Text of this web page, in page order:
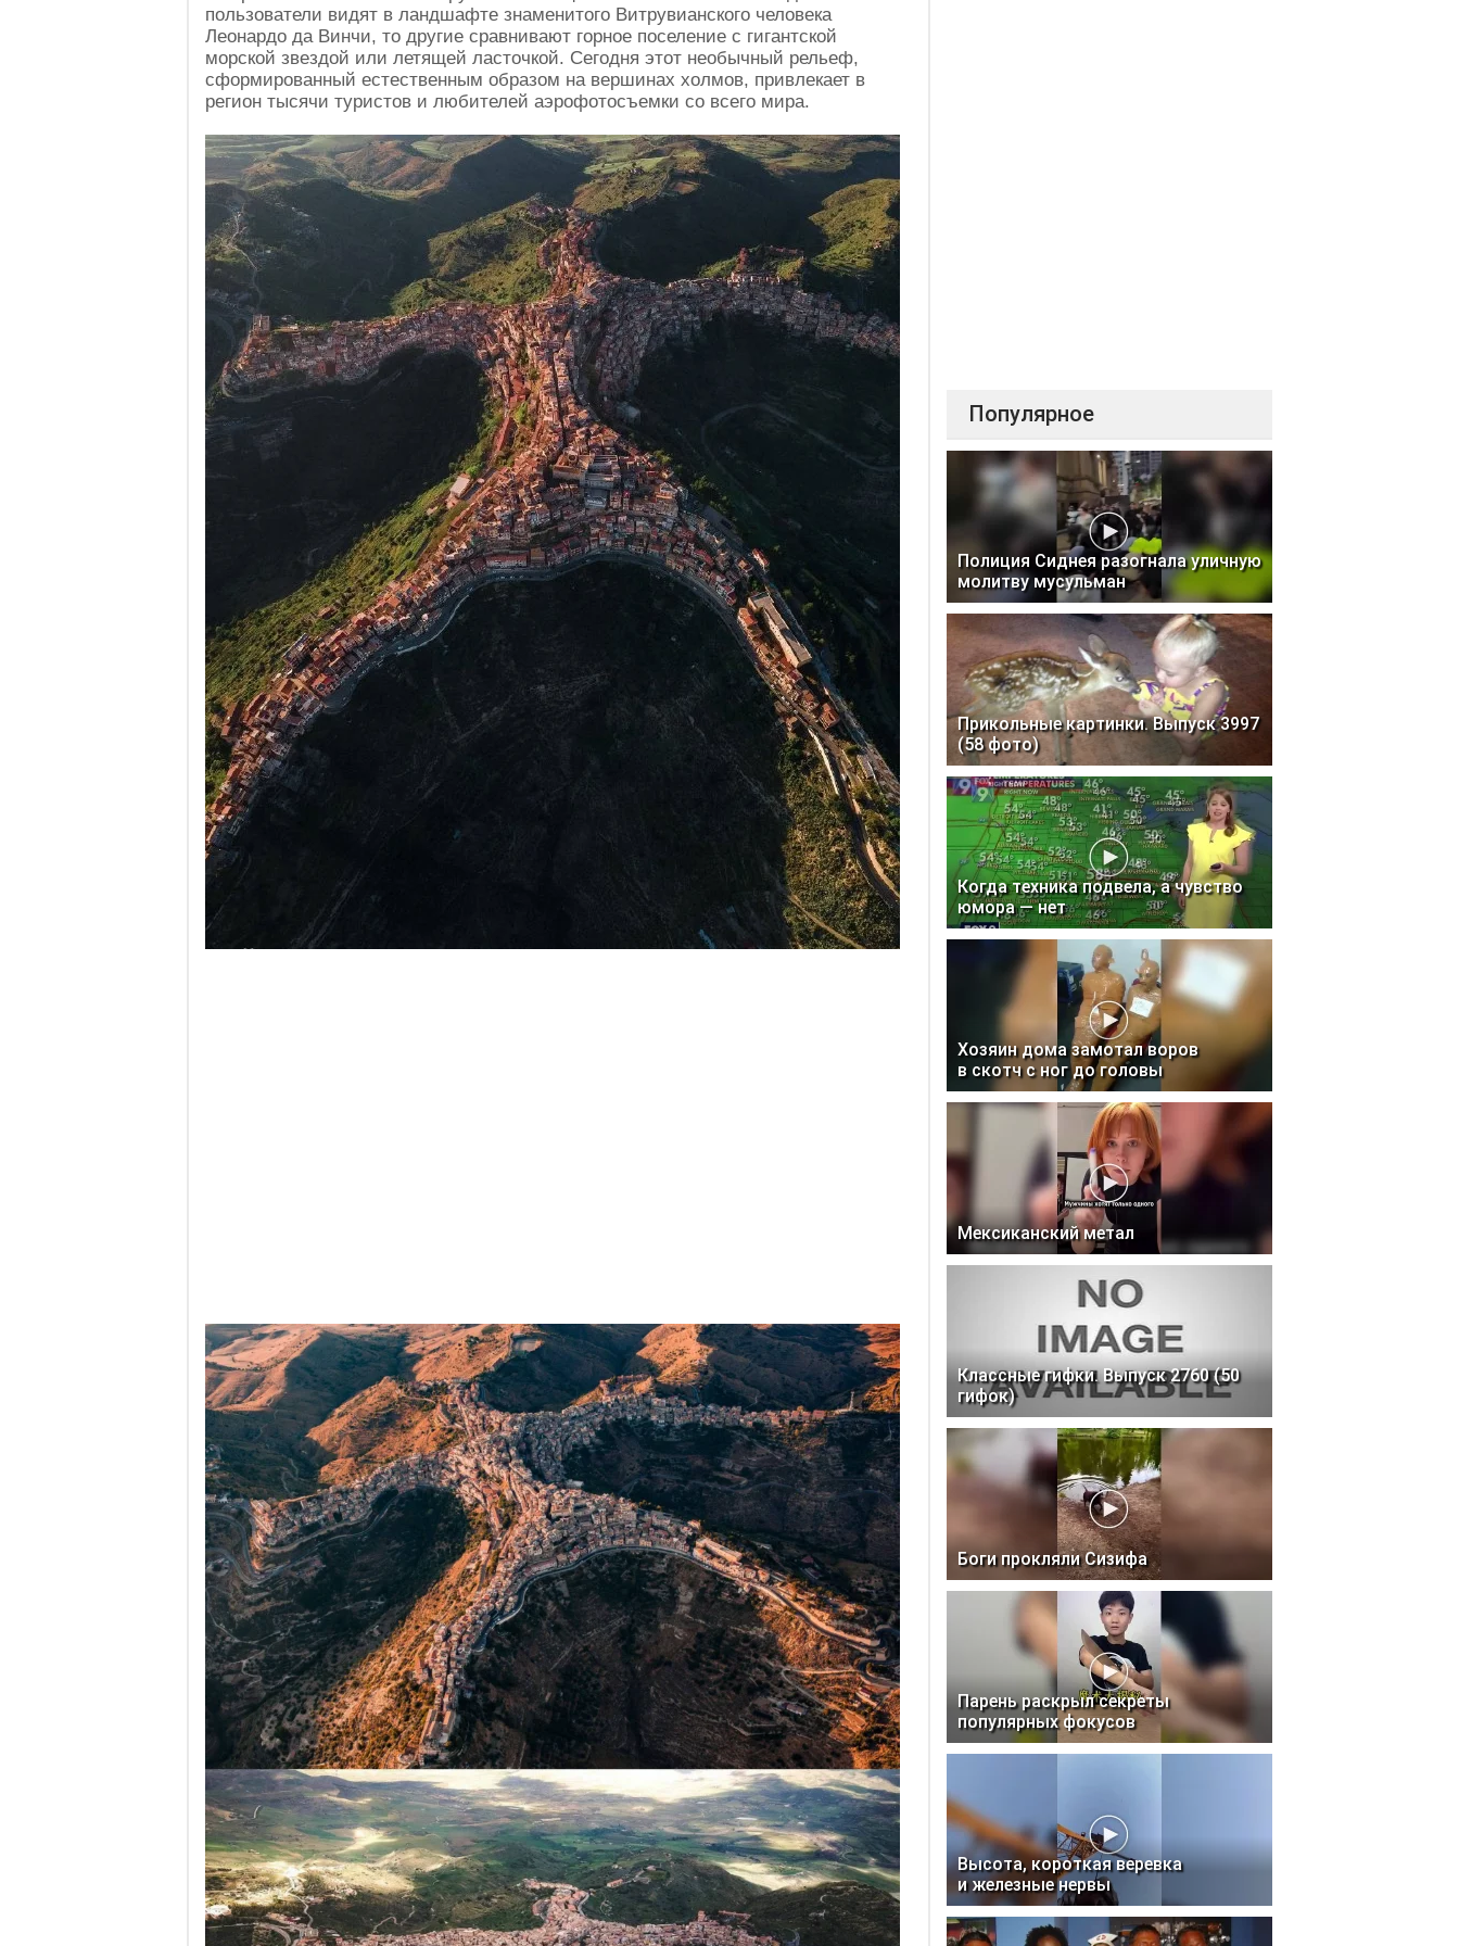
пользователи видят в ландшафте знаменитого Витрувианского человека
Леонардо да Винчи, то другие сравнивают горное поселение с гигантской
морской звездой или летящей ласточкой. Сегодня этот необычный рельеф,
сформированный естественным образом на вершинах холмов, привлекает в
регион тысячи туристов и любителей аэрофотосъемки со всего мира.
Популярное
Полиция Сиднея разогнала уличную
молитву мусульман
Прикольные картинки. Выпуск 3997
(58 фото)
Когда техника подвела, а чувство
юмора — нет
Хозяин дома замотал воров
в скотч с ног до головы
Мексиканский метал
Классные гифки. Выпуск 2760 (50
гифок)
Боги прокляли Сизифа
Парень раскрыл секреты
популярных фокусов
Высота, короткая веревка
и железные нервы